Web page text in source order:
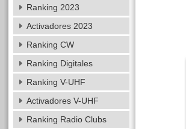
Ranking 2023
Activadores 2023
Ranking CW
Ranking Digitales
Ranking V-UHF
Activadores V-UHF
Ranking Radio Clubs